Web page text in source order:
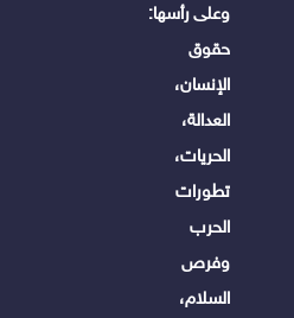
وعلى رأسها:
حقوق
الإنسان،
العدالة،
الحريات،
تطورات
الحرب
وفرص
السلام،